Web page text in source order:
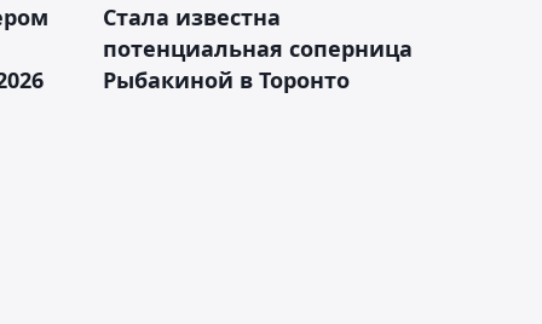
Cтала известна
потенциальная соперница
Рыбакиной в Торонто